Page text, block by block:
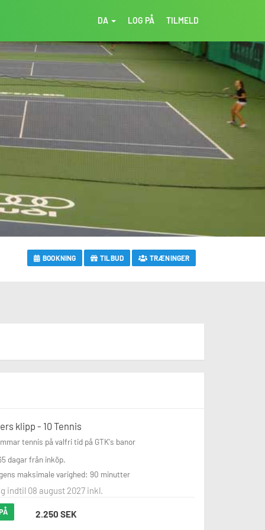
DA LOG PÅ TILMELD
BOOKNING TILBUD TRÆNINGER
klipp - 10 Tennis
tennis på valfri tid på GTK's banor
dagar från inköp.
maksimale varighed: 90 minutter
indtil 08 august 2027 inkl.
2.250 SEK